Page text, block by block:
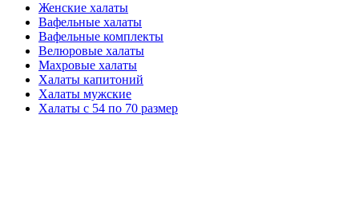
Женские халаты
Вафельные халаты
Вафельные комплекты
Велюровые халаты
Махровые халаты
Халаты капитоний
Халаты мужские
Халаты с 54 по 70 размер